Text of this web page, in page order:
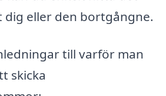
dig eller den bortgångne.
till varför man
skicka